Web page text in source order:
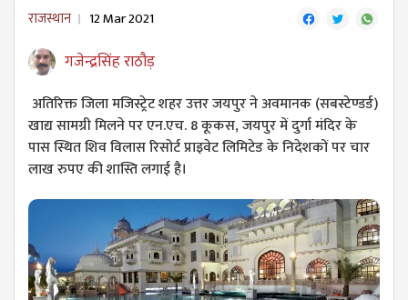
राजस्थान 12 Mar 2021
गजेन्द्रसिंह राठौड़
अतिरिक्त जिला मजिस्ट्रेट शहर उत्तर जयपुर ने अवमानक (सबस्टेण्डर्ड)
खाद्य सामग्री मिलने पर एन.एच. 8 कूकस, जयपुर में दुर्गा मंदिर के
पास स्थित शिव विलास रिसोर्ट प्राइवेट लिमिटेड के निदेशकों पर चार
लाख रुपए की शास्ति लगाई है।